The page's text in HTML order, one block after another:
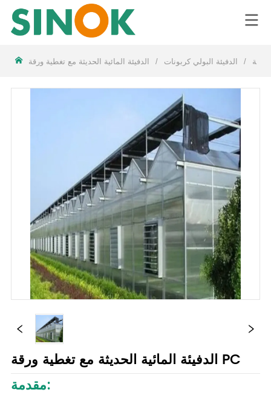
LOGO
دفيئة / الدفيئة البولي كربونات /
الدفيئة المائية الحديثة مع تغطية ورقة PC
مقدمة: